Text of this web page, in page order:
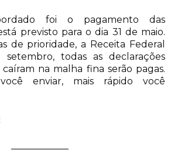
foi o pagamento das
previsto para o dia 31 de maio.
de prioridade, a Receita Federal
todas as declarações
na malha fina serão pagas.
enviar, mais rápido você